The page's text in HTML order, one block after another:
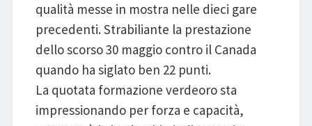
qualità messe in mostra nelle dieci gare
precedenti. Strabiliante la prestazione
dello scorso 30 maggio contro il Canada
quando ha siglato ben 22 punti.
La quotata formazione verdeoro sta
impressionando per forza e capacità,